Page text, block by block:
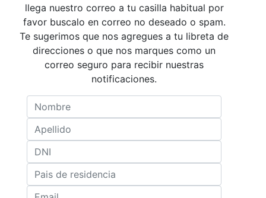
llega nuestro correo a tu casilla habitual por
favor buscalo en correo no deseado o spam.
Te sugerimos que nos agregues a tu libreta de
direcciones o que nos marques como un
correo seguro para recibir nuestras
notificaciones.